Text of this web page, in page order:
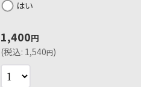
はい
1,400円
(税込: 1,540円)